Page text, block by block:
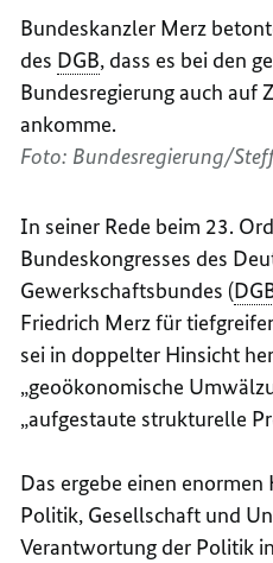
Bundeskanzler Merz
des DGB, dass es bei den
Bundesregierung auch auf
ankomme.
Foto: Bundesregierung/
In seiner Rede beim 23.
Bundeskongresses des
Gewerkschaftsbundes (
Friedrich Merz für
sei in doppelter Hinsicht
„geoökonomische
„aufgestaute strukturelle
Das ergebe einen
Politik, Gesellschaft und
Verantwortung der Politik